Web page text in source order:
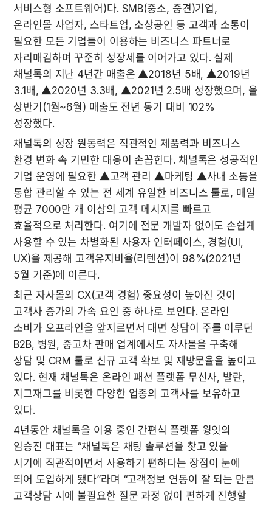
서비스형 소프트웨어)다. SMB(중소, 중견)기업,
온라인몰 사업자, 스타트업, 소상공인 등 고객과 소통이
필요한 모든 기업들이 이용하는 비즈니스 파트너로
자리매김하며 꾸준히 성장세를 이어가고 있다. 실제
채널톡의 지난 4년간 매출은 ▲2018년 5배, ▲2019년
3.1배, ▲2020년 3.3배, ▲2021년 2.5배 성장했으며, 올
상반기(1월~6월) 매출도 전년 동기 대비 102%
성장했다.
채널톡의 성장 원동력은 직관적인 제품력과 비즈니스
환경 변화 속 기민한 대응이 손꼽힌다. 채널톡은 성공적인
기업 운영에 필요한 ▲고객 관리 ▲마케팅 ▲사내 소통을
통합 관리할 수 있는 전 세계 유일한 비즈니스 툴로, 매일
평균 7000만 개 이상의 고객 메시지를 빠르고
효율적으로 처리한다. 여기에 전문 개발자 없이도 손쉽게
사용할 수 있는 차별화된 사용자 인터페이스, 경험(UI,
UX)을 제공해 고객유지비율(리텐션)이 98%(2021년
5월 기준)에 이른다.
최근 자사몰의 CX(고객 경험) 중요성이 높아진 것이
고객사 증가의 가속 요인 중 하나로 보인다. 온라인
소비가 오프라인을 앞지르면서 대면 상담이 주를 이루던
B2B, 병원, 중고차 판매 업계에서도 자사몰을 구축해
상담 및 CRM 툴로 신규 고객 확보 및 재방문율을 높이고
있다. 현재 채널톡은 온라인 패션 플랫폼 무신사, 발란,
지그재그를 비롯한 다양한 업종의 고객사를 보유하고
있다.
4년동안 채널톡을 이용 중인 간편식 플랫폼 윙잇의
임승진 대표는 “채널톡은 채팅 솔루션을 찾고 있을
시기에 직관적이면서 사용하기 편하다는 장점이 눈에
띄어 도입하게 됐다”라며 “고객정보 연동이 잘 되는 만큼
고객상담 시에 불필요한 질문 과정 없이 편하게 진행할